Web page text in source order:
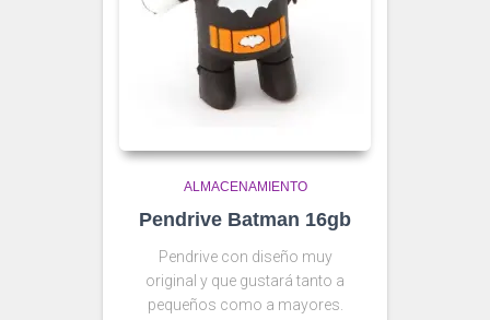
ALMACENAMIENTO
Pendrive Batman 16gb
Pendrive con diseño muy
original y que gustará tanto a
pequeños como a mayores.